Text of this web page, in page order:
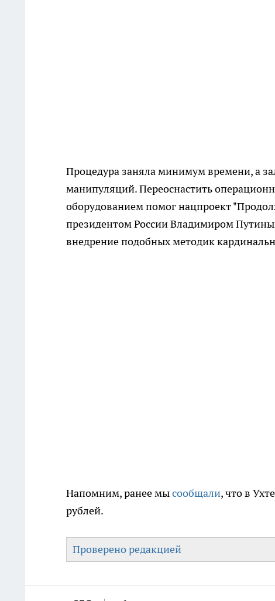
Процедура заняла минимум времени, а
манипуляций. Переоснастить
оборудованием помог нацпроект
президентом России Владимиром
внедрение подобных методик
Напомним, ранее мысообщали, что в
рублей.
Проверено редакцией